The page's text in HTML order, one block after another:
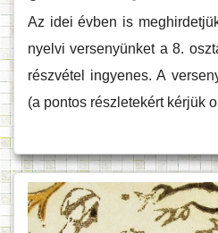
Az idei évben is
nyelvi versenyünket a 8.
részvétel ingyenes. A
(a pontos részletekért kérjük